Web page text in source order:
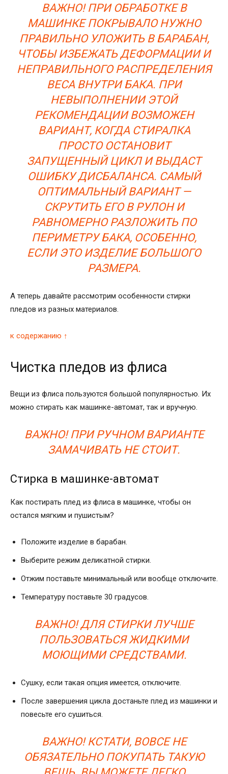
ВАЖНО! ПРИ ОБРАБОТКЕ В
МАШИНКЕ ПОКРЫВАЛО НУЖНО
ПРАВИЛЬНО УЛОЖИТЬ В БАРАБАН,
ЧТОБЫ ИЗБЕЖАТЬ ДЕФОРМАЦИИ И
НЕПРАВИЛЬНОГО РАСПРЕДЕЛЕНИЯ
ВЕСА ВНУТРИ БАКА. ПРИ
НЕВЫПОЛНЕНИИ ЭТОЙ
РЕКОМЕНДАЦИИ ВОЗМОЖЕН
ВАРИАНТ, КОГДА СТИРАЛКА
ПРОСТО ОСТАНОВИТ
ЗАПУЩЕННЫЙ ЦИКЛ И ВЫДАСТ
ОШИБКУ ДИСБАЛАНСА. САМЫЙ
ОПТИМАЛЬНЫЙ ВАРИАНТ —
СКРУТИТЬ ЕГО В РУЛОН И
РАВНОМЕРНО РАЗЛОЖИТЬ ПО
ПЕРИМЕТРУ БАКА, ОСОБЕННО,
ЕСЛИ ЭТО ИЗДЕЛИЕ БОЛЬШОГО
РАЗМЕРА.
А теперь давайте рассмотрим особенности стирки
пледов из разных материалов.
к содержанию ↑
Чистка пледов из флиса
Вещи из флиса пользуются большой популярностью. Их
можно стирать как машинке-автомат, так и вручную.
ВАЖНО! ПРИ РУЧНОМ ВАРИАНТЕ
ЗАМАЧИВАТЬ НЕ СТОИТ.
Стирка в машинке-автомат
Как постирать плед из флиса в машинке, чтобы он
остался мягким и пушистым?
Положите изделие в барабан.
Выберите режим деликатной стирки.
Отжим поставьте минимальный или вообще отключите.
Температуру поставьте 30 градусов.
ВАЖНО! ДЛЯ СТИРКИ ЛУЧШЕ
ПОЛЬЗОВАТЬСЯ ЖИДКИМИ
МОЮЩИМИ СРЕДСТВАМИ.
Сушку, если такая опция имеется, отключите.
После завершения цикла достаньте плед из машинки и
повесьте его сушиться.
ВАЖНО! КСТАТИ, ВОВСЕ НЕ
ОБЯЗАТЕЛЬНО ПОКУПАТЬ ТАКУЮ